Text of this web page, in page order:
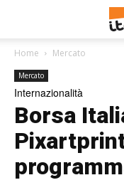
Home Mercato
Mercato
Internazionalità
Borsa